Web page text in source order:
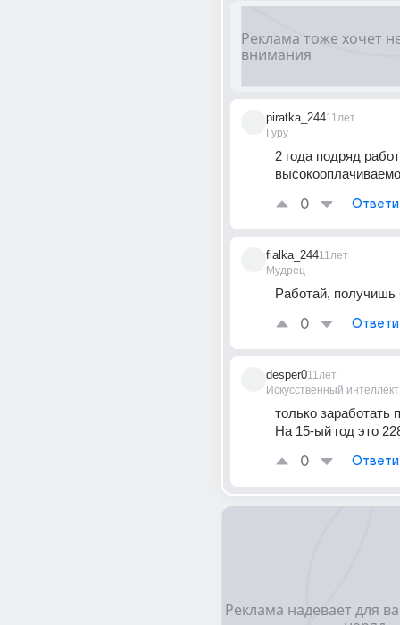
piratka_244
Гуру
11лет
2 года подряд
0
fialka_244
Мудрец
11лет
Работай,
0
desper0
Искусственный интеллект
11лет
только заработать
На 15-ый год это
0